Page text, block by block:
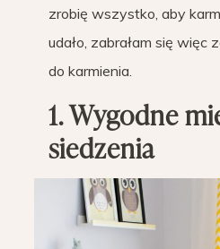
zrobię wszystko, aby
udało, zabrałam się więc
do karmienia.
1. Wygodne
siedzenia